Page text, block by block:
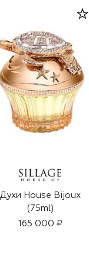
Духи House Bijoux
(75ml)
165 000 ₽